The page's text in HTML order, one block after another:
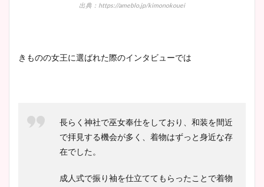
出典：https://ameblo.jp/kimonokouei
きものの女王に選ばれた際のインタビューでは
長らく神社で巫女奉仕をしており、和装を間近
で拝見する機会が多く、着物はずっと身近な存
在でした。
成人式で振り袖を仕立ててもらったことで着物